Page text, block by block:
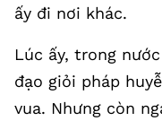
ấy đi nơi khác.
Lúc ấy, trong
đạo giỏi pháp
vua. Nhưng còn